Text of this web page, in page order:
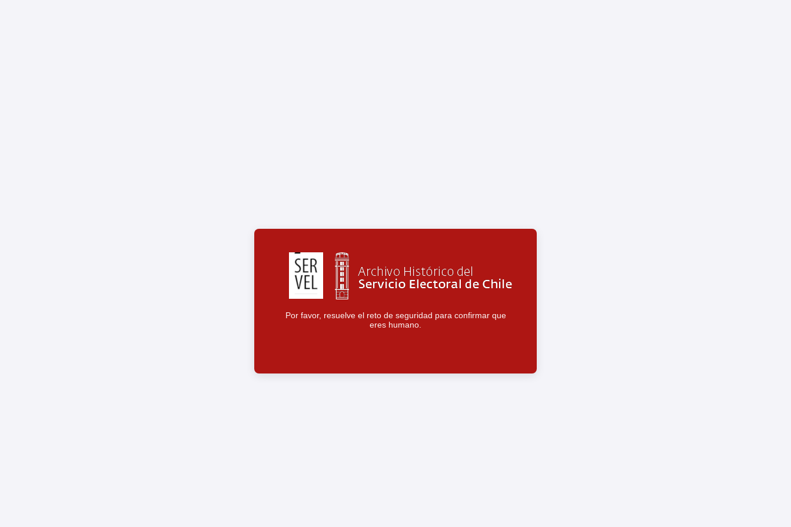
Por favor, resuelve el reto de seguridad para confirmar que
eres humano.